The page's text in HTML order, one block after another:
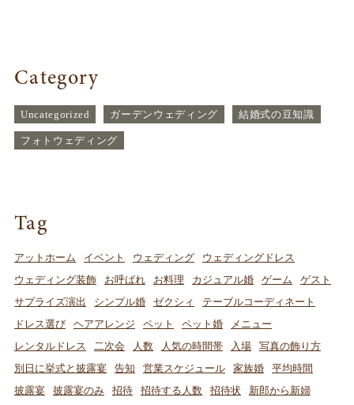
Category
Uncategorized ガーデンウェディング 結婚式の豆知識
フォトウェディング
Tag
アットホーム イベント ウェディング
ウェディングドレス
ウェディング装飾
お呼ばれ お料理 カジュアル婚 ゲーム
ゲスト
サプライズ演出
シンプル婚 ゼクシィ
テーブルコーディネート
ドレス選び
ヘアアレンジ ペット ペット婚
メニュー
レンタルドレス
二次会 人数 人気の時間帯 入場
写真の飾り方
別日に挙式と披露宴
告知 営業スケジュール 家族婚
平均時間
披露宴
披露宴のみ 招待 招待する人数 招待状
新郎から新婦